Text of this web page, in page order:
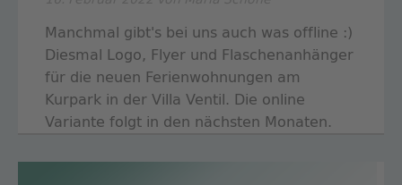
Manchmal gibt's bei uns auch was offline :)
Diesmal Logo, Flyer und Flaschenanhänger
für die neuen Ferienwohnungen am
Kurpark in der Villa Ventil. Die online
Variante folgt in den nächsten Monaten.